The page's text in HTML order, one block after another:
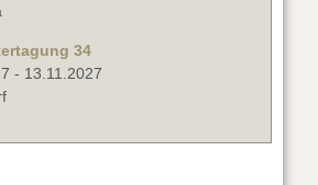
34
- 13.11.2027